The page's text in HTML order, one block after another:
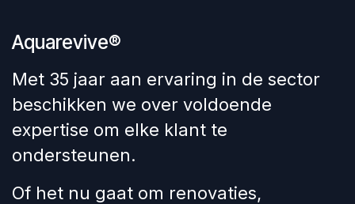
Aquarevive®
Met 35 jaar aan ervaring in de sector
beschikken we over voldoende
expertise om elke klant te
ondersteunen.
Of het nu gaat om renovaties,